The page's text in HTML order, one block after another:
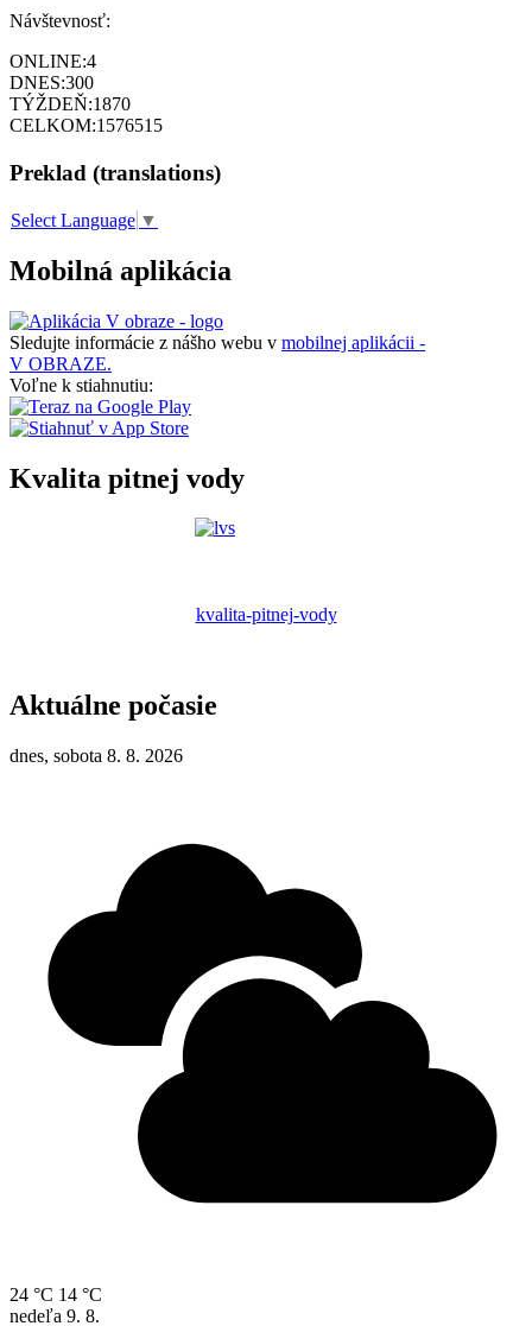
Návštevnosť:
ONLINE:4
DNES:300
TÝŽDEŇ:1870
CELKOM:1576515
Preklad (translations)
Select Language ▼
Mobilná aplikácia
Sledujte informácie z nášho webu v mobilnej aplikácii -
V OBRAZE.
Voľne k stiahnutiu:
Kvalita pitnej vody
kvalita-pitnej-vody
Aktuálne počasie
dnes, sobota 8. 8. 2026
24 °C 14 °C
nedeľa 9. 8.